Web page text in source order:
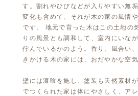
す。割れやひびなどが入りやすい無
変化も含めて、それが木の家の風情
です。 地元で育った木はこの土地の
りの風景とも調和して、室内にいな
佇んでいるかのよう。香り、風合い
きかける木の家には、おだやかな空
壁には漆喰を施し、塗装も天然素材
でつくられた家は体にやさしく、ア